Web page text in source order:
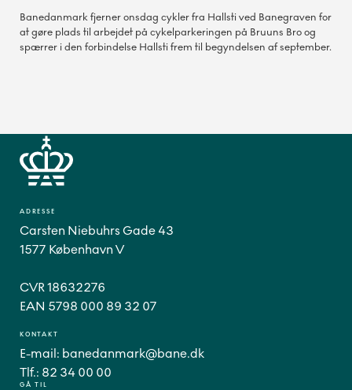
Banedanmark fjerner onsdag cykler fra Hallsti ved Banegraven for
at gøre plads til arbejdet på cykelparkeringen på Bruuns Bro og
spærrer i den forbindelse Hallsti frem til begyndelsen af september.
GÅ TIL
ADRESSE
Carsten Niebuhrs Gade 43
1577 København V
CVR 18632276
EAN 5798 000 89 32 07
KONTAKT
E-mail: banedanmark@bane.dk
Tlf.: 82 34 00 00